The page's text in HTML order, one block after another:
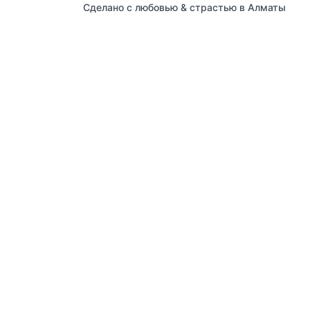
Сделано с любовью & страстью в Алматы